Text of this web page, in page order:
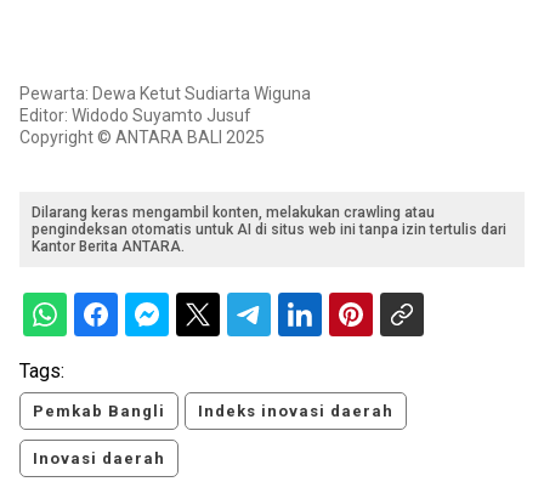
Pewarta: Dewa Ketut Sudiarta Wiguna
Editor: Widodo Suyamto Jusuf
Copyright © ANTARA BALI 2025
Dilarang keras mengambil konten, melakukan crawling atau
pengindeksan otomatis untuk AI di situs web ini tanpa izin tertulis dari
Kantor Berita ANTARA.
Tags:
Pemkab Bangli Indeks inovasi daerah
Inovasi daerah